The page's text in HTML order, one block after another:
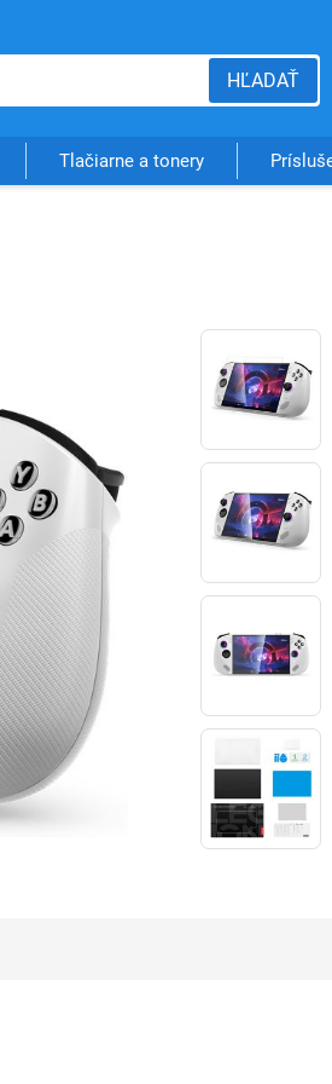
HĽADAŤ
Tlačiarne a tonery